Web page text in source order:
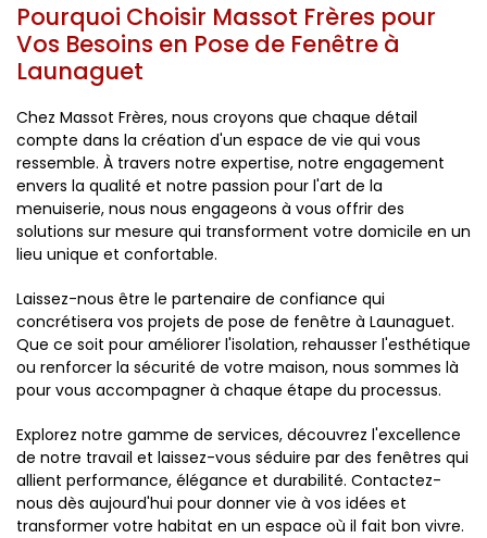
Pourquoi Choisir Massot Frères pour
Vos Besoins en Pose de Fenêtre à
Launaguet
Chez Massot Frères, nous croyons que chaque détail
compte dans la création d'un espace de vie qui vous
ressemble. À travers notre expertise, notre engagement
envers la qualité et notre passion pour l'art de la
menuiserie, nous nous engageons à vous offrir des
solutions sur mesure qui transforment votre domicile en un
lieu unique et confortable.
Laissez-nous être le partenaire de confiance qui
concrétisera vos projets de pose de fenêtre à Launaguet.
Que ce soit pour améliorer l'isolation, rehausser l'esthétique
ou renforcer la sécurité de votre maison, nous sommes là
pour vous accompagner à chaque étape du processus.
Explorez notre gamme de services, découvrez l'excellence
de notre travail et laissez-vous séduire par des fenêtres qui
allient performance, élégance et durabilité. Contactez-
nous dès aujourd'hui pour donner vie à vos idées et
transformer votre habitat en un espace où il fait bon vivre.